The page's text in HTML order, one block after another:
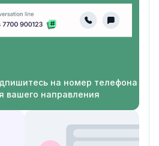
на номер телефона
вашего направления